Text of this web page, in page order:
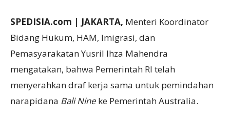
SPEDISIA.com | JAKARTA, Menteri Koordinator
Bidang Hukum, HAM, Imigrasi, dan
Pemasyarakatan Yusril Ihza Mahendra
mengatakan, bahwa Pemerintah RI telah
menyerahkan draf kerja sama untuk pemindahan
narapidana Bali Nine ke Pemerintah Australia.